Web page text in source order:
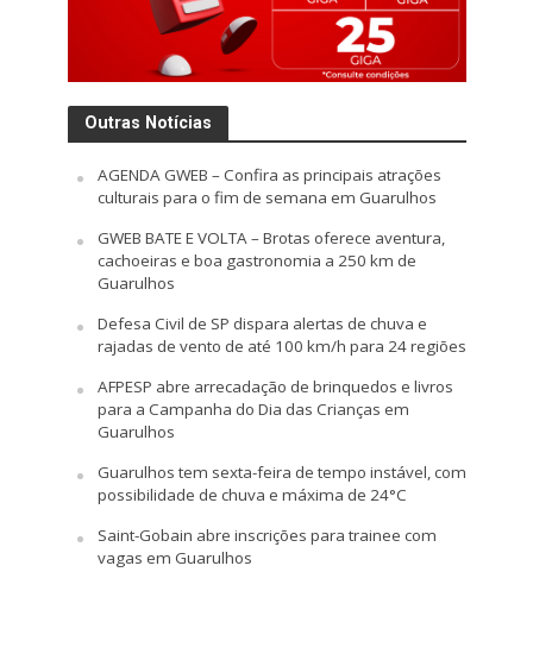
Outras Notícias
AGENDA GWEB – Confira as principais atrações
culturais para o fim de semana em Guarulhos
GWEB BATE E VOLTA – Brotas oferece aventura,
cachoeiras e boa gastronomia a 250 km de
Guarulhos
Defesa Civil de SP dispara alertas de chuva e
rajadas de vento de até 100 km/h para 24 regiões
AFPESP abre arrecadação de brinquedos e livros
para a Campanha do Dia das Crianças em
Guarulhos
Guarulhos tem sexta-feira de tempo instável, com
possibilidade de chuva e máxima de 24°C
Saint-Gobain abre inscrições para trainee com
vagas em Guarulhos